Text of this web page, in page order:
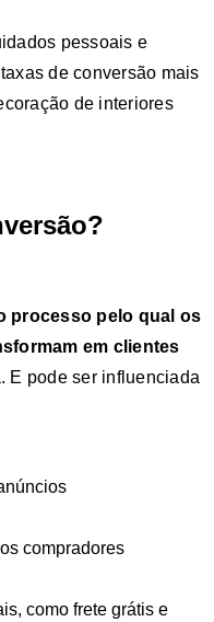
pessoais e
de conversão mais
de interiores
processo pelo qual os
em clientes
E pode ser influenciada
compradores
como frete grátis e